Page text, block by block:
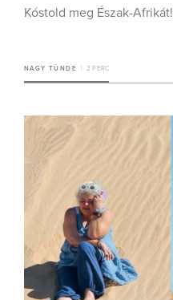
Kóstold meg Észak-Afrikát!
NAGY TÜNDE 2 PERC